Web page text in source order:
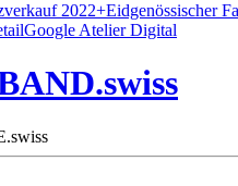
verkauf 2022+Eidgenössischer
Google Atelier Digital